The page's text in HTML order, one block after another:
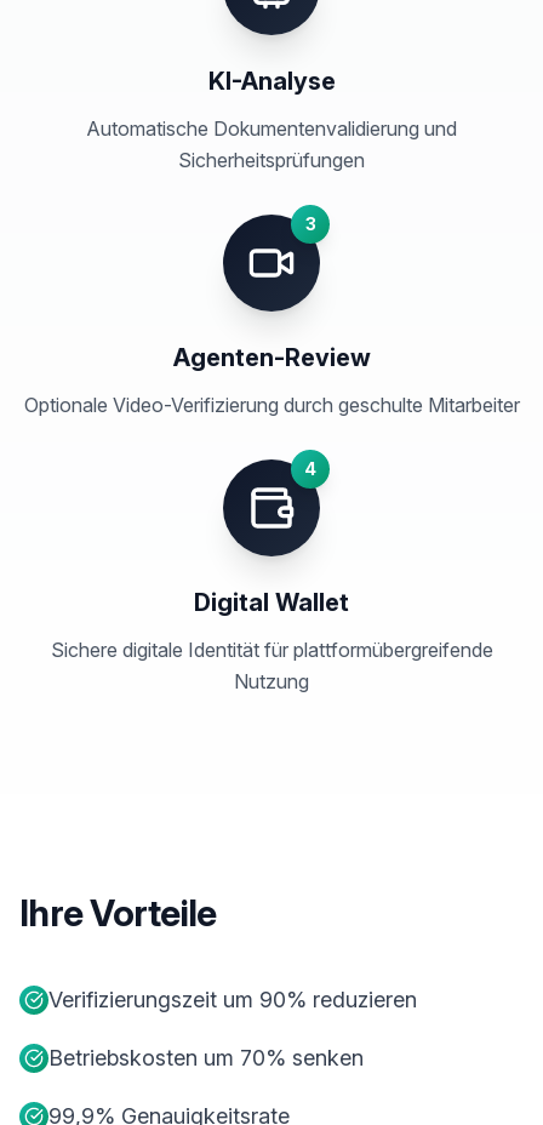
KI-Analyse
Automatische Dokumentenvalidierung und
Sicherheitsprüfungen
3
Agenten-Review
Optionale Video-Verifizierung durch geschulte Mitarbeiter
4
Digital Wallet
Sichere digitale Identität für plattformübergreifende
Nutzung
Ihre Vorteile
Verifizierungszeit um 90% reduzieren
Betriebskosten um 70% senken
99,9% Genauigkeitsrate